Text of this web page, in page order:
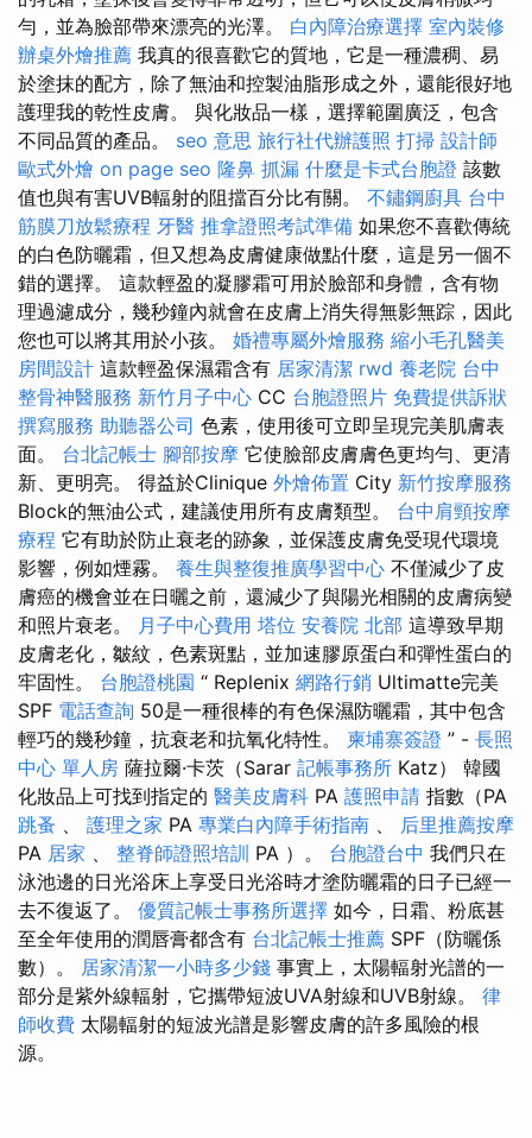
勻，並為臉部帶來漂亮的光澤。 白內障治療選擇 室內裝修
辦桌外燴推薦 我真的很喜歡它的質地，它是一種濃稠、易
於塗抹的配方，除了無油和控製油脂形成之外，還能很好地
護理我的乾性皮膚。 與化妝品一樣，選擇範圍廣泛，包含
不同品質的產品。 seo 意思 旅行社代辦護照 打掃 設計師
歐式外燴 on page seo 隆鼻 抓漏 什麼是卡式台胞證 該數
值也與有害UVB輻射的阻擋百分比有關。 不鏽鋼廚具 台中
筋膜刀放鬆療程 牙醫 推拿證照考試準備 如果您不喜歡傳統
的白色防曬霜，但又想為皮膚健康做點什麼，這是另一個不
錯的選擇。 這款輕盈的凝膠霜可用於臉部和身體，含有物
理過濾成分，幾秒鐘內就會在皮膚上消失得無影無踪，因此
您也可以將其用於小孩。 婚禮專屬外燴服務 縮小毛孔醫美
房間設計 這款輕盈保濕霜含有 居家清潔 rwd 養老院 台中
整骨神醫服務 新竹月子中心 CC 台胞證照片 免費提供訴狀
撰寫服務 助聽器公司 色素，使用後可立即呈現完美肌膚表
面。 台北記帳士 腳部按摩 它使臉部皮膚膚色更均勻、更清
新、更明亮。 得益於Clinique 外燴佈置 City 新竹按摩服務
Block的無油公式，建議使用所有皮膚類型。 台中肩頸按摩
療程 它有助於防止衰老的跡象，並保護皮膚免受現代環境
影響，例如煙霧。 養生與整復推廣學習中心 不僅減少了皮
膚癌的機會並在日曬之前，還減少了與陽光相關的皮膚病變
和照片衰老。 月子中心費用 塔位 安養院 北部 這導致早期
皮膚老化，皺紋，色素斑點，並加速膠原蛋白和彈性蛋白的
牢固性。 台胞證桃園 “ Replenix 網路行銷 Ultimatte完美
SPF 電話查詢 50是一種很棒的有色保濕防曬霜，其中包含
輕巧的幾秒鐘，抗衰老和抗氧化特性。 柬埔寨簽證 ” - 長照
中心 單人房 薩拉爾·卡茨（Sarar 記帳事務所 Katz） 韓國
化妝品上可找到指定的 醫美皮膚科 PA 護照申請 指數（PA
跳蚤 、 護理之家 PA 專業白內障手術指南 、 后里推薦按摩
PA 居家 、 整脊師證照培訓 PA ）。 台胞證台中 我們只在
泳池邊的日光浴床上享受日光浴時才塗防曬霜的日子已經一
去不復返了。 優質記帳士事務所選擇 如今，日霜、粉底甚
至全年使用的潤唇膏都含有 台北記帳士推薦 SPF（防曬係
數）。 居家清潔一小時多少錢 事實上，太陽輻射光譜的一
部分是紫外線輻射，它攜帶短波UVA射線和UVB射線。 律
師收費 太陽輻射的短波光譜是影響皮膚的許多風險的根
源。